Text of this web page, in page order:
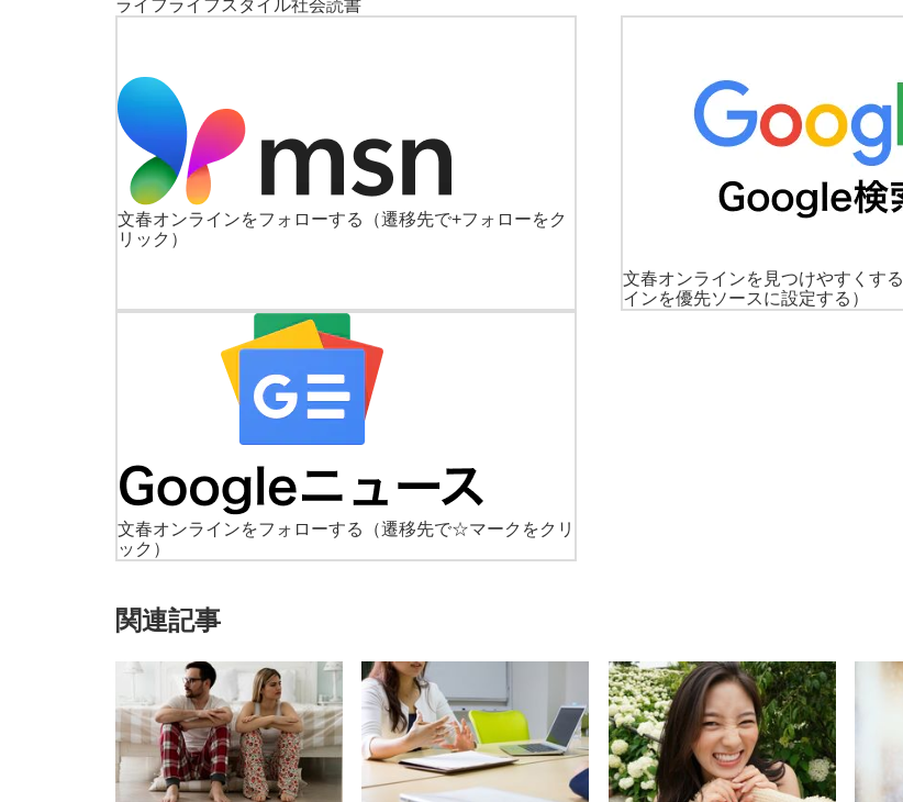
ライフライフスタイル社会読書
文春オンラインをフォローする
（遷移先で+フォローをク
リック）
文春オンラインを見つけやすくする
インを優先ソースに設定する）
文春オンラインをフォローする
（遷移先で☆マークをクリ
ック）
関連記事